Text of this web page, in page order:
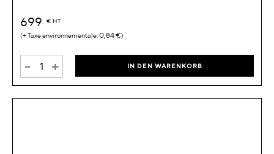
699 € HT
0,84 €
- + IN DEN WARENKORB